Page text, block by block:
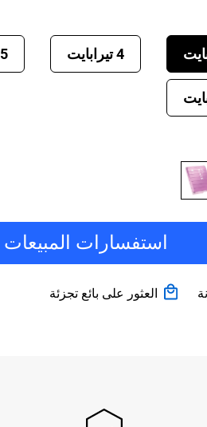
4 تيرابايت 5 تيرابايت
استفسارات المبيعات
العثور على بائع تجزئة